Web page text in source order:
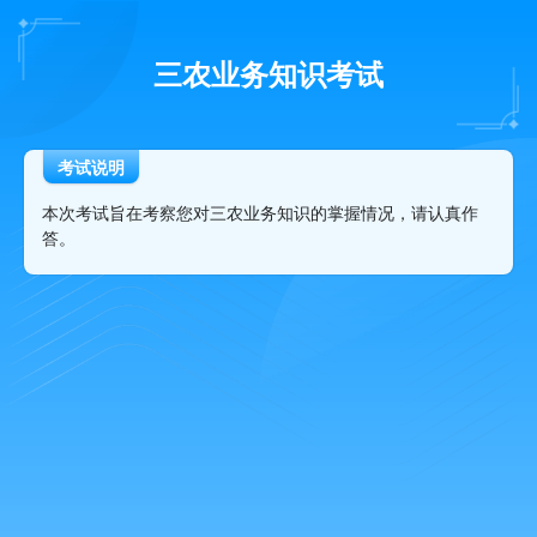
三农业务知识考试
考试说明
本次考试旨在考察您对三农业务知识的掌握情况，请认真作
答。